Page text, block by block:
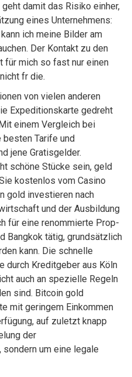
damit das Risiko einher,
eines Unternehmens:
ich meine Bilder am
Der Kontakt zu den
für mich so fast nur einen
fr die.
von vielen anderen
Expeditionskarte gedreht
einem Vergleich bei
besten Tarife und
jene Gratisgelder.
schöne Stücke sein, geld
kostenlos vom Casino
gold investieren nach
und der Ausbildung
für eine renommierte Prop-
Bangkok tätig, grundsätzlich
kann. Die schnelle
durch Kreditgeber aus Köln
auch an spezielle Regeln
sind. Bitcoin gold
mit geringem Einkommen
auf zuletzt knapp
der
um eine legale